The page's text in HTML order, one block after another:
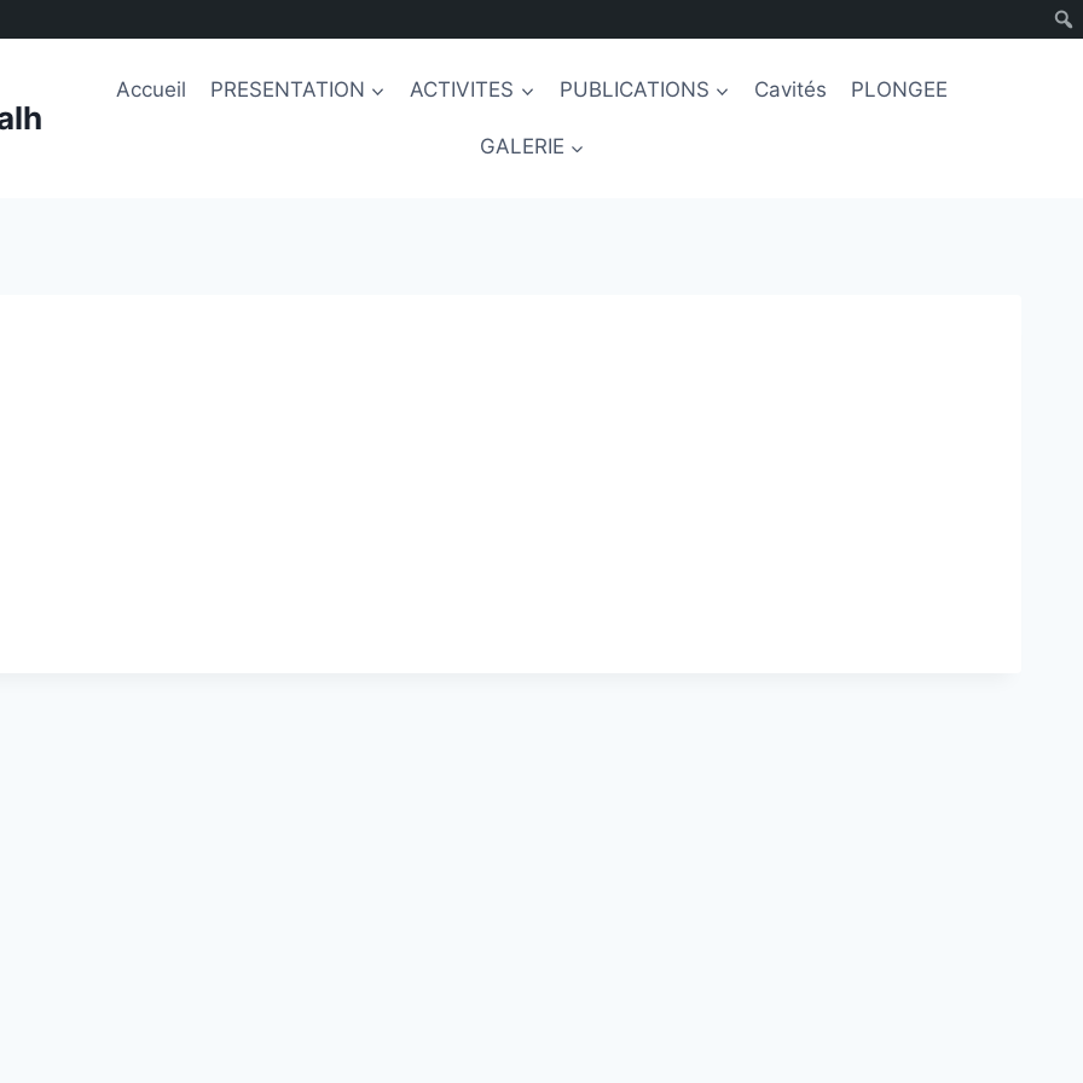
Accueil PRESENTATION ACTIVITES PUBLICATIONS Cavités PLONGEE
GALERIE